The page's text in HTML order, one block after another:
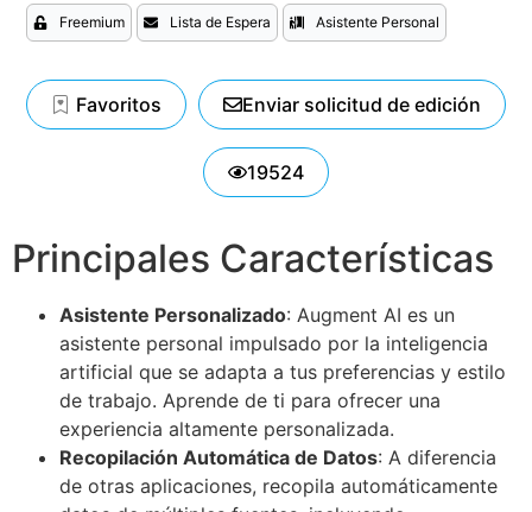
Freemium Lista de Espera Asistente Personal
Favoritos Enviar solicitud de edición
19524
Principales Características
Asistente Personalizado: Augment AI es un
asistente personal impulsado por la inteligencia
artificial que se adapta a tus preferencias y estilo
de trabajo. Aprende de ti para ofrecer una
experiencia altamente personalizada.
Recopilación Automática de Datos: A diferencia
de otras aplicaciones, recopila automáticamente